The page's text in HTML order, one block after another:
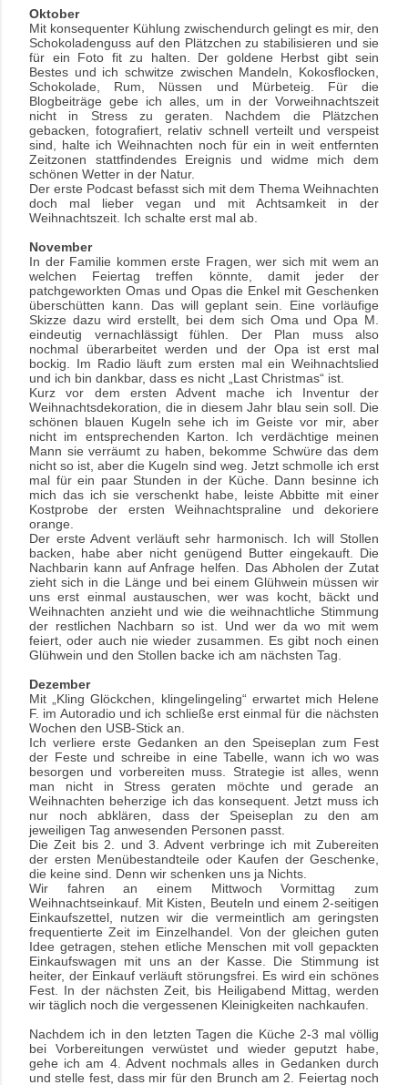
Oktober
Mit konsequenter Kühlung zwischendurch gelingt es mir, den
Schokoladenguss auf den Plätzchen zu stabilisieren und sie
für ein Foto fit zu halten. Der goldene Herbst gibt sein
Bestes und ich schwitze zwischen Mandeln, Kokosflocken,
Schokolade, Rum, Nüssen und Mürbeteig. Für die
Blogbeiträge gebe ich alles, um in der Vorweihnachtszeit
nicht in Stress zu geraten. Nachdem die Plätzchen
gebacken, fotografiert, relativ schnell verteilt und verspeist
sind, halte ich Weihnachten noch für ein in weit entfernten
Zeitzonen stattfindendes Ereignis und widme mich dem
schönen Wetter in der Natur.
Der erste Podcast befasst sich mit dem Thema Weihnachten
doch mal lieber vegan und mit Achtsamkeit in der
Weihnachtszeit. Ich schalte erst mal ab.
November
In der Familie kommen erste Fragen, wer sich mit wem an
welchen Feiertag treffen könnte, damit jeder der
patchgeworkten Omas und Opas die Enkel mit Geschenken
überschütten kann. Das will geplant sein. Eine vorläufige
Skizze dazu wird erstellt, bei dem sich Oma und Opa M.
eindeutig vernachlässigt fühlen. Der Plan muss also
nochmal überarbeitet werden und der Opa ist erst mal
bockig. Im Radio läuft zum ersten mal ein Weihnachtslied
und ich bin dankbar, dass es nicht „Last Christmas“ ist.
Kurz vor dem ersten Advent mache ich Inventur der
Weihnachtsdekoration, die in diesem Jahr blau sein soll. Die
schönen blauen Kugeln sehe ich im Geiste vor mir, aber
nicht im entsprechenden Karton. Ich verdächtige meinen
Mann sie verräumt zu haben, bekomme Schwüre das dem
nicht so ist, aber die Kugeln sind weg. Jetzt schmolle ich erst
mal für ein paar Stunden in der Küche. Dann besinne ich
mich das ich sie verschenkt habe, leiste Abbitte mit einer
Kostprobe der ersten Weihnachtspraline und dekoriere
orange.
Der erste Advent verläuft sehr harmonisch. Ich will Stollen
backen, habe aber nicht genügend Butter eingekauft. Die
Nachbarin kann auf Anfrage helfen. Das Abholen der Zutat
zieht sich in die Länge und bei einem Glühwein müssen wir
uns erst einmal austauschen, wer was kocht, bäckt und
Weihnachten anzieht und wie die weihnachtliche Stimmung
der restlichen Nachbarn so ist. Und wer da wo mit wem
feiert, oder auch nie wieder zusammen. Es gibt noch einen
Glühwein und den Stollen backe ich am nächsten Tag.
Dezember
Mit „Kling Glöckchen, klingelingeling“ erwartet mich Helene
F. im Autoradio und ich schließe erst einmal für die nächsten
Wochen den USB-Stick an.
Ich verliere erste Gedanken an den Speiseplan zum Fest
der Feste und schreibe in eine Tabelle, wann ich wo was
besorgen und vorbereiten muss. Strategie ist alles, wenn
man nicht in Stress geraten möchte und gerade an
Weihnachten beherzige ich das konsequent. Jetzt muss ich
nur noch abklären, dass der Speiseplan zu den am
jeweiligen Tag anwesenden Personen passt.
Die Zeit bis 2. und 3. Advent verbringe ich mit Zubereiten
der ersten Menübestandteile oder Kaufen der Geschenke,
die keine sind. Denn wir schenken uns ja Nichts.
Wir fahren an einem Mittwoch Vormittag zum
Weihnachtseinkauf. Mit Kisten, Beuteln und einem 2-seitigen
Einkaufszettel, nutzen wir die vermeintlich am geringsten
frequentierte Zeit im Einzelhandel. Von der gleichen guten
Idee getragen, stehen etliche Menschen mit voll gepackten
Einkaufswagen mit uns an der Kasse. Die Stimmung ist
heiter, der Einkauf verläuft störungsfrei. Es wird ein schönes
Fest. In der nächsten Zeit, bis Heiligabend Mittag, werden
wir täglich noch die vergessenen Kleinigkeiten nachkaufen.
Nachdem ich in den letzten Tagen die Küche 2-3 mal völlig
bei Vorbereitungen verwüstet und wieder geputzt habe,
gehe ich am 4. Advent nochmals alles in Gedanken durch
und stelle fest, dass mir für den Brunch am 2. Feiertag noch